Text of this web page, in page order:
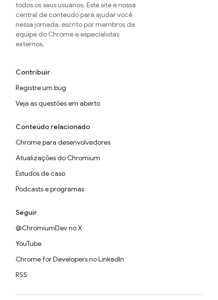
todos os seus usuários. Este site é nossa
central de conteúdo para ajudar você
nessa jornada, escrito por membros da
equipe do Chrome e especialistas
externos.
Contribuir
Registre um bug
Veja as questões em aberto
Conteúdo relacionado
Chrome para desenvolvedores
Atualizações do Chromium
Estudos de caso
Podcasts e programas
Seguir
@ChromiumDev no X
YouTube
Chrome for Developers no LinkedIn
RSS